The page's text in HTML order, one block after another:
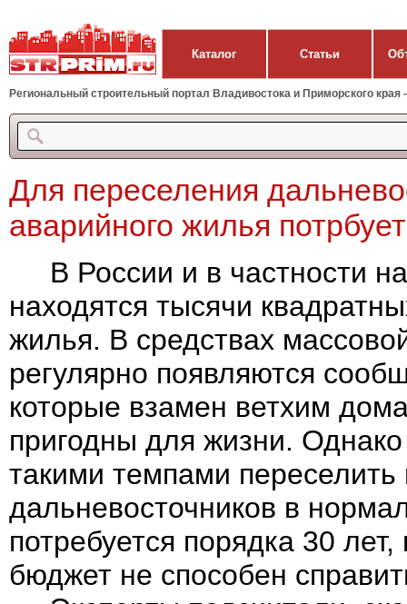
Каталог Статьи
Региональный строительный портал Владивостока и Приморского края
Для переселения
аварийного жилья
В России и в частности
находятся тысячи
жилья. В средствах
регулярно появляются
которые взамен ветхим
пригодны для жизни.
такими темпами переселить
дальневосточников в
потребуется порядка 30
бюджет не способен